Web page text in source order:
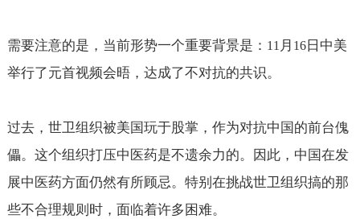
需要注意的是，当前形势一个重要背景是： 11 月 16日中美
举行了元首视频会晤，达成了不对抗的共识。
过去，世卫组织被美国玩于股掌，作为对抗中国的前台傀
儡。这个组织打压中医药是不遗余力的。因此，中国在发
展中医药方面仍然有所顾忌。特别在挑战世卫组织搞的那
些不合理规则时，面临着许多困难。